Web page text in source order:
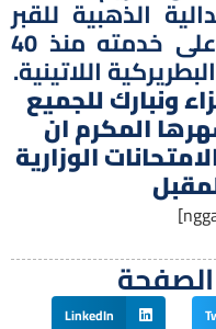
الذهبية للقبر
المقدس كعرفان جميل على خدمته منذ 40
اللاتينية.
ونبارك للجميع
المكرم ان
الوزارية
LinkedIn